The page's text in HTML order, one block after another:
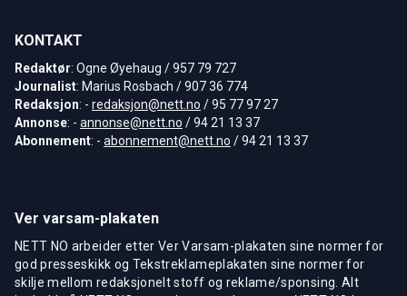
KONTAKT
Redaktør: Ogne Øyehaug / 957 79 727
Journalist: Marius Rosbach / 907 36 774
Redaksjon: - redaksjon@nett.no / 95 77 97 27
Annonse: - annonse@nett.no / 94 21 13 37
Abonnement: - abonnement@nett.no / 94 21 13 37
Ver varsam-plakaten
NETT NO arbeider etter Ver Varsam-plakaten sine normer for
god presseskikk og Tekstreklameplakaten sine normer for
skilje mellom redaksjonelt stoff og reklame/sponsing. Alt